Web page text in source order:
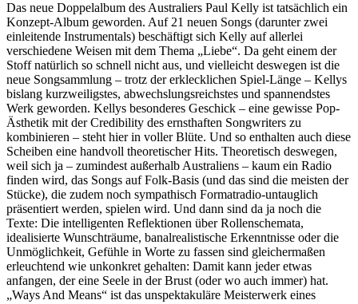
Facebook
to
clipboard
via
eMail
Das neue Doppelalbum des Australiers Paul Kelly ist tatsächlich ein
Konzept-Album geworden. Auf 21 neuen Songs (darunter zwei
einleitende Instrumentals) beschäftigt sich Kelly auf allerlei
verschiedene Weisen mit dem Thema „Liebe“. Da geht einem der
Stoff natürlich so schnell nicht aus, und vielleicht deswegen ist die
neue Songsammlung – trotz der erklecklichen Spiel-Länge – Kellys
bislang kurzweiligstes, abwechslungsreichstes und spannendstes
Werk geworden. Kellys besonderes Geschick – eine gewisse Pop-
Ästhetik mit der Credibility des ernsthaften Songwriters zu
kombinieren – steht hier in voller Blüte. Und so enthalten auch diese
Scheiben eine handvoll theoretischer Hits. Theoretisch deswegen,
weil sich ja – zumindest außerhalb Australiens – kaum ein Radio
finden wird, das Songs auf Folk-Basis (und das sind die meisten der
Stücke), die zudem noch sympathisch Formatradio-untauglich
präsentiert werden, spielen wird. Und dann sind da ja noch die
Texte: Die intelligenten Reflektionen über Rollenschemata,
idealisierte Wunschträume, banalrealistische Erkenntnisse oder die
Unmöglichkeit, Gefühle in Worte zu fassen sind gleichermaßen
erleuchtend wie unkonkret gehalten: Damit kann jeder etwas
anfangen, der eine Seele in der Brust (oder wo auch immer) hat.
„Ways And Means“ ist das unspektakuläre Meisterwerk eines